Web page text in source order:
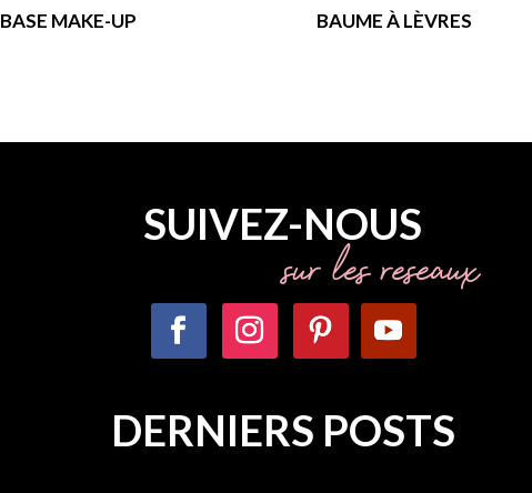
BASE MAKE-UP BAUME À LÈVRES
SUIVEZ-NOUS
sur les réseaux
DERNIERS POSTS